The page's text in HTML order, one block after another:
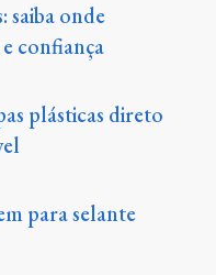
saiba onde
confiança
plásticas direto
para selante